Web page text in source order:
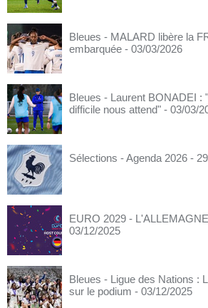
Bleues - MALARD libère la
embarquée - 03/03/2026
Bleues - Laurent BONADEI :
difficile nous attend" - 03/03/
Sélections - Agenda 2026 -
EURO 2029 -
03/12/2025
Bleues - Ligue des Nations :
sur le podium - 03/12/2025